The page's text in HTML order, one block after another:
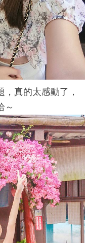
真的太感動了，
～